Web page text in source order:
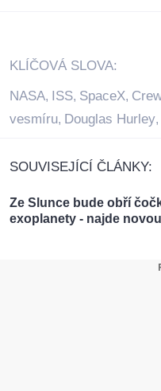
KLÍČOVÁ SLOVA:
NASA, ISS, SpaceX,
vesmíru, Douglas Hurley,
SOUVISEJÍCÍ ČLÁNKY:
Ze Slunce bude obří
exoplanety - najde